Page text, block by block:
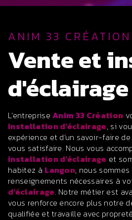
ANIM 33 CRÉATION
vente et installation
L’entrepriseAnim 33 Création
installation d'éclairage, si
expérience et d’un savoir-faire
vous satisfaire. Nous vous
installation d'éclairage et
habitez à Langon, nous
renseignements nécessaires à
d'éclairage. Notre métier est
vous renforce encore plus notre
qualifiée et travaille avec